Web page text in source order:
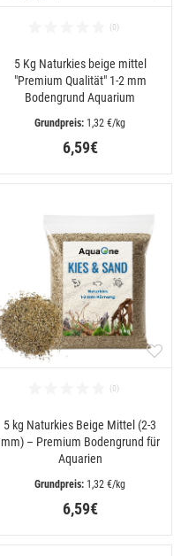
5 Kg Naturkies beige mittel
"Premium Qualität" 1-2 mm
Bodengrund Aquarium
1,32 €/kg
6,59€
5 kg Naturkies Beige Mittel (2-3
mm) – Premium Bodengrund für
Aquarien
1,32 €/kg
6,59€